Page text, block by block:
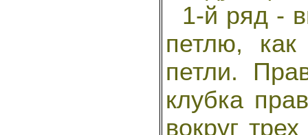
1-й ряд -
петлю,
петли.
клубка
вокруг